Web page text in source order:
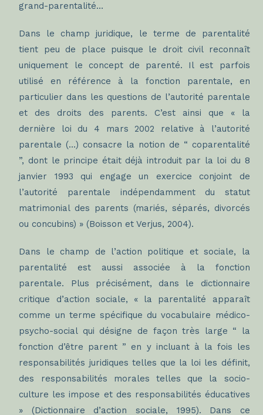
grand-parentalité…
Dans le champ juridique, le terme de parentalité
tient peu de place puisque le droit civil reconnaît
uniquement le concept de parenté. Il est parfois
utilisé en référence à la fonction parentale, en
particulier dans les questions de l’autorité parentale
et des droits des parents. C’est ainsi que « la
dernière loi du 4 mars 2002 relative à l’autorité
parentale (…) consacre la notion de “ coparentalité
”, dont le principe était déjà introduit par la loi du 8
janvier 1993 qui engage un exercice conjoint de
l’autorité parentale indépendamment du statut
matrimonial des parents (mariés, séparés, divorcés
ou concubins) » (Boisson et Verjus, 2004).
Dans le champ de l’action politique et sociale, la
parentalité est aussi associée à la fonction
parentale. Plus précisément, dans le dictionnaire
critique d’action sociale, « la parentalité apparaît
comme un terme spécifique du vocabulaire médico-
psycho-social qui désigne de façon très large “ la
fonction d’être parent ” en y incluant à la fois les
responsabilités juridiques telles que la loi les définit,
des responsabilités morales telles que la socio-
culture les impose et des responsabilités éducatives
» (Dictionnaire d’action sociale, 1995). Dans ce